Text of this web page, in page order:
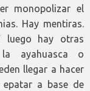
monopolizar el
Hay mentiras.
luego hay otras
ayahuasca o
llegar a hacer
a base de